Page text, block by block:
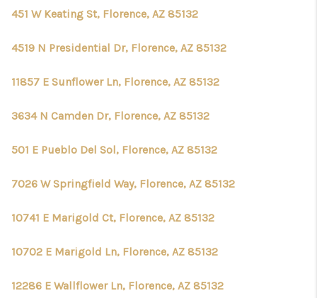
451 W Keating St, Florence, AZ 85132
4519 N Presidential Dr, Florence, AZ 85132
11857 E Sunflower Ln, Florence, AZ 85132
3634 N Camden Dr, Florence, AZ 85132
501 E Pueblo Del Sol, Florence, AZ 85132
7026 W Springfield Way, Florence, AZ 85132
10741 E Marigold Ct, Florence, AZ 85132
10702 E Marigold Ln, Florence, AZ 85132
12286 E Wallflower Ln, Florence, AZ 85132